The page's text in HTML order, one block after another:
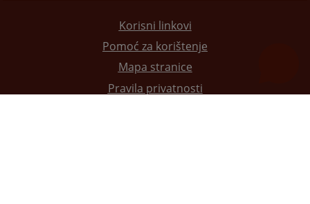
Korisni linkovi
Pomoć za korištenje
Mapa stranice
Pravila privatnosti